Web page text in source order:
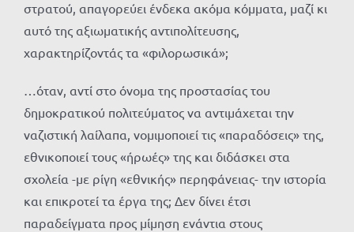
στρατού, απαγορεύει ένδεκα ακόμα κόμματα, μαζί κι
αυτό της αξιωματικής αντιπολίτευσης,
χαρακτηρίζοντάς τα «φιλορωσικά»;
…όταν, αντί στο όνομα της προστασίας του
δημοκρατικού πολιτεύματος να αντιμάχεται την
ναζιστική λαίλαπα, νομιμοποιεί τις «παραδόσεις» της,
εθνικοποιεί τους «ήρωές» της και διδάσκει στα
σχολεία -με ρίγη «εθνικής» περηφάνειας- την ιστορία
και επικροτεί τα έργα της; Δεν δίνει έτσι
παραδείγματα προς μίμηση ενάντια στους